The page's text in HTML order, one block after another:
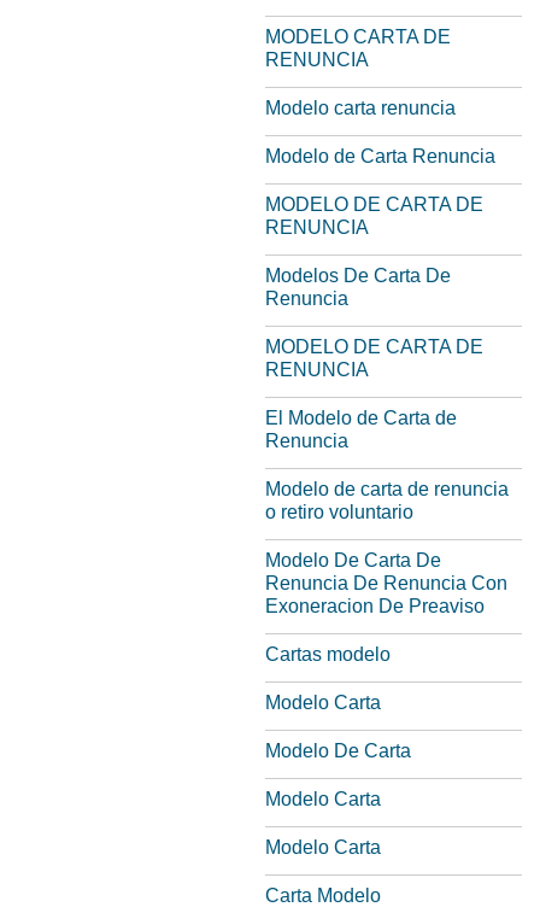
MODELO CARTA DE
RENUNCIA
Modelo carta renuncia
Modelo de Carta Renuncia
MODELO DE CARTA DE
RENUNCIA
Modelos De Carta De
Renuncia
MODELO DE CARTA DE
RENUNCIA
El Modelo de Carta de
Renuncia
Modelo de carta de renuncia
o retiro voluntario
Modelo De Carta De
Renuncia De Renuncia Con
Exoneracion De Preaviso
Cartas modelo
Modelo Carta
Modelo De Carta
Modelo Carta
Modelo Carta
Carta Modelo